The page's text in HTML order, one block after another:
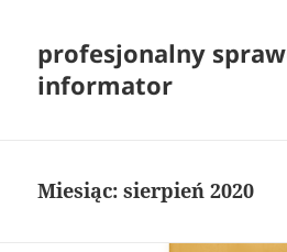
profesjonalny
informator
Miesiąc:sierpień 2020